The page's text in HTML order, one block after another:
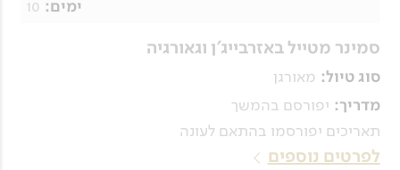
סמינר מטייל באזרבייג'ן וגאורגיה
סוג טיול: מאורגן
ימים: 10
מדריך: יפורסם בהמשך
תאריכים יפורסמו בהתאם לעונה
לפרטים נוספים